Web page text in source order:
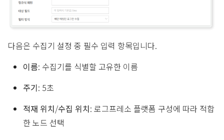
다음은 수집기 설정 중 필수 입력 항목입니다.
이름: 수집기를 식별할 고유한 이름
주기: 5초
적재 위치/수집 위치: 로그프레소 플랫폼 구성에 따라 적합
한 노드 선택